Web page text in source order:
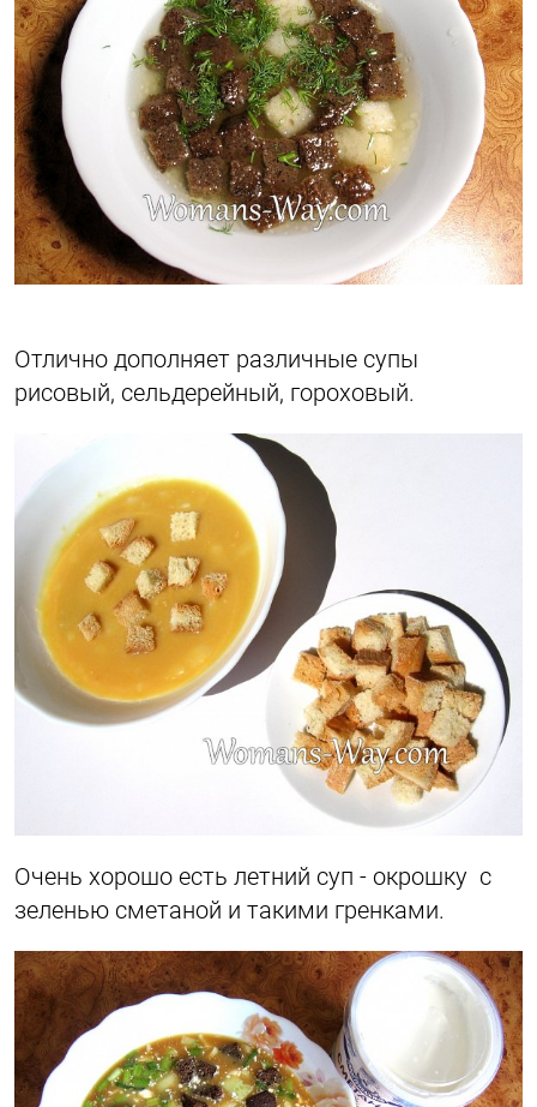
Отлично дополняет различные супы
рисовый, сельдерейный, гороховый.
Очень хорошо есть летний суп - окрошку с
зеленью сметаной и такими гренками.